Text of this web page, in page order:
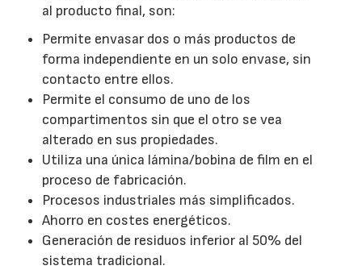
al producto final, son:
Permite envasar dos o más productos de
forma independiente en un solo envase, sin
contacto entre ellos.
Permite el consumo de uno de los
compartimentos sin que el otro se vea
alterado en sus propiedades.
Utiliza una única lámina/bobina de film en el
proceso de fabricación.
Procesos industriales más simplificados.
Ahorro en costes energéticos.
Generación de residuos inferior al 50% del
sistema tradicional.